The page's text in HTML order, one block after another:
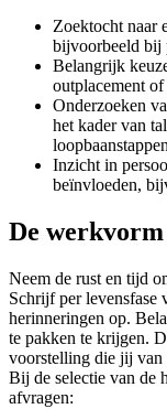
Zoektocht naar
bijvoorbeeld bij
Belangrijk
outplacement
Onderzoeken
het kader van
loopbaanstappen
Inzicht in
beïnvloeden,
De
Neem de rust en tijd
Schrijf per levensfase
herinneringen op.
te pakken te krijgen.
voorstelling die jij van
Bij de selectie van de
afvragen: